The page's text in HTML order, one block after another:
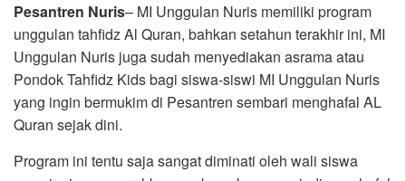
Pesantren Nuris– MI Unggulan Nuris memiliki program
unggulan tahfidz Al Quran, bahkan setahun terakhir ini, MI
Unggulan Nuris juga sudah menyediakan asrama atau
Pondok Tahfidz Kids bagi siswa-siswi MI Unggulan Nuris
yang ingin bermukim di Pesantren sembari menghafal AL
Quran sejak dini.
Program ini tentu saja sangat diminati oleh wali siswa